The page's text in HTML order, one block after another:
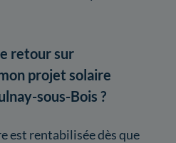
retour sur
projet solaire
sous-Bois ?
est rentabilisée dès que